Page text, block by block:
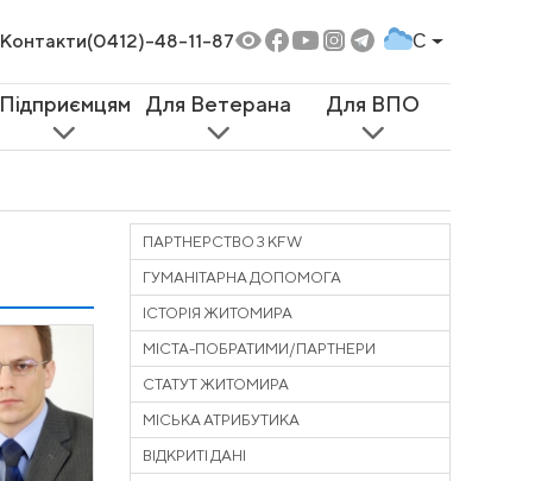
Контакти(0412)-48-11-87 C
Підприємцям Для Ветерана Для ВПО
ПАРТНЕРСТВО З KFW
ГУМАНІТАРНА ДОПОМОГА
ІСТОРІЯ ЖИТОМИРА
МІСТА-ПОБРАТИМИ/ПАРТНЕРИ
СТАТУТ ЖИТОМИРА
МІСЬКА АТРИБУТИКА
ВІДКРИТІ ДАНІ